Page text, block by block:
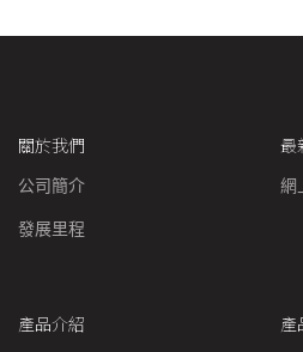
關於我們
公司簡介
發展里程
最
網
產品介紹 產